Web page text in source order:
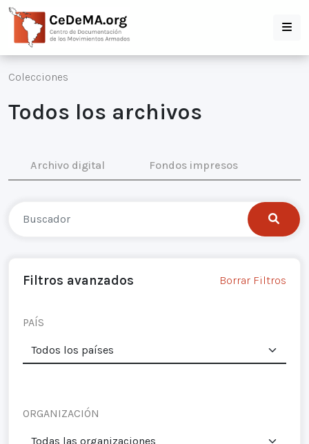
Colecciones
Todos los archivos
Archivo digital Fondos impresos
Filtros avanzados Borrar Filtros
PAÍS
ORGANIZACIÓN